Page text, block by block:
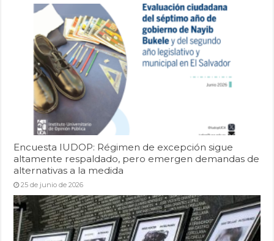
Encuesta IUDOP: Régimen de excepción sigue
altamente respaldado, pero emergen demandas de
alternativas a la medida
25 de junio de 2026